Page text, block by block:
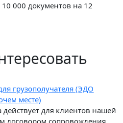
000 документов на 12
грузополучателя (ЭДО
месте)
действует для клиентов нашей